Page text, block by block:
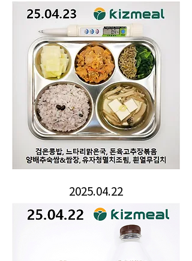
2025.04.22